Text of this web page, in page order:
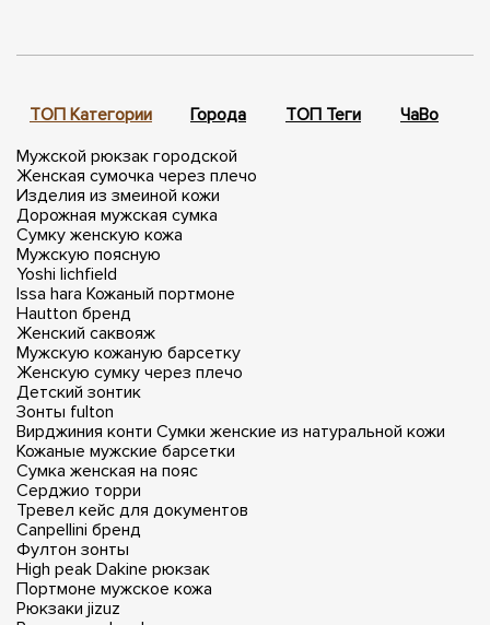
ТОП Категории Города ТОП Теги ЧаВо
Мужской рюкзак городской
Женская сумочка через плечо
Изделия из змеиной кожи
Дорожная мужская сумка
Сумку женскую кожа
Мужскую поясную
Yoshi lichfield
Issa hara Кожаный портмоне
Hautton бренд
Женский саквояж
Мужскую кожаную барсетку
Женскую сумку через плечо
Детский зонтик
Зонты fulton
Вирджиния конти Сумки женские из натуральной кожи
Кожаные мужские барсетки
Сумка женская на пояс
Серджио торри
Тревел кейс для документов
Canpellini бренд
Фултон зонты
High peak Dakine рюкзак
Портмоне мужское кожа
Рюкзаки jizuz